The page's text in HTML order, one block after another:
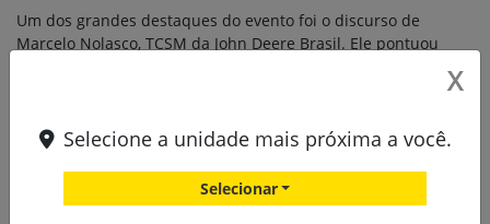
Um dos grandes destaques do evento foi o discurso de
Marcelo Nolasco, TCSM da John Deere Brasil. Ele pontuou
imensa para quem está preparado.
Estivemos presentes com um time focado em apoiar essa
X
Selecione a unidade mais próxima a você.
Selecionar